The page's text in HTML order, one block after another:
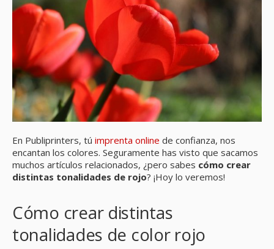
En Publiprinters, tú imprenta online de confianza, nos
encantan los colores. Seguramente has visto que sacamos
muchos artículos relacionados, ¿pero sabes cómo crear
distintas tonalidades de rojo? ¡Hoy lo veremos!
Cómo crear distintas
tonalidades de color rojo